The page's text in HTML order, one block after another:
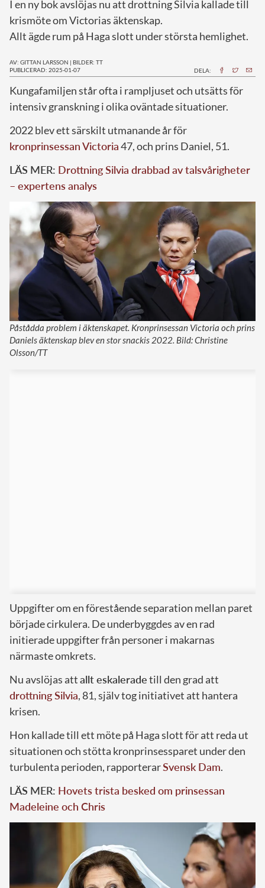
I en ny bok avslöjas nu att drottning Silvia kallade till
krismöte om Victorias äktenskap.
Allt ägde rum på Haga slott under största hemlighet.
AV: GITTAN LARSSON | BILDER: TT
PUBLICERAD: 2025-01-07
DELA:
Kungafamiljen står ofta i rampljuset och utsätts för
intensiv granskning i olika oväntade situationer.
2022 blev ett särskilt utmanande år för
kronprinsessan Victoria47, och prins Daniel, 51.
LÄS MER: Drottning Silvia drabbad av talsvårigheter
– expertens analys
Påstådda problem i äktenskapet. Kronprinsessan Victoria och prins
Daniels äktenskap blev en stor snackis 2022. Bild: Christine
Olsson/TT
Uppgifter om en förestående separation mellan paret
började cirkulera. De underbyggdes av en rad
initierade uppgifter från personer i makarnas
närmaste omkrets.
Nu avslöjas attallt eskaleradetill den grad att
drottning Silvia, 81, själv tog initiativet att hantera
krisen.
Hon kallade till ett möte på Haga slott för att reda ut
situationen och stötta kronprinsessparet under den
turbulenta perioden, rapporterarSvensk Dam.
LÄS MER: Hovets trista besked om prinsessan
Madeleine och Chris